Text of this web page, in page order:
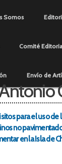
contenido
Somos
Comité
Envío de
para el uso
no
en la Isla de